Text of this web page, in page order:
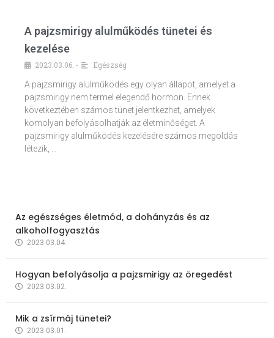
A pajzsmirigy alulműködés tünetei és
kezelése
2023.03.06. •
Egészség
A pajzsmirigy alulműködés egy olyan állapot, amelyet a
pajzsmirigy nem termel elegendő hormon. Ennek
következtében számos tünet jelentkezhet, amelyek
komolyan befolyásolhatják az életminőséget. A
pajzsmirigy alulműködés kezelésére számos megoldás
létezik, …
Az egészséges életmód, a dohányzás és az
alkoholfogyasztás
2023.03.04.
Hogyan befolyásolja a pajzsmirigy az öregedést
2023.03.02.
Mik a zsírmáj tünetei?
2023.03.01.